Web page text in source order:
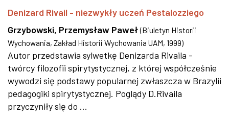
Denizard Rivail - niezwykły uczeń Pestalozziego
Grzybowski, Przemysław Paweł (Biuletyn Historii
Wychowania, Zakład Historii Wychowania UAM, 1999)
Autor przedstawia sylwetkę Denizarda Rivaila -
twórcy filozofii spirytystycznej, z której współcześnie
wywodzi się podstawy popularnej zwłaszcza w Brazylii
pedagogiki spirytystycznej. Poglądy D.Rivaila
przyczyniły się do ...